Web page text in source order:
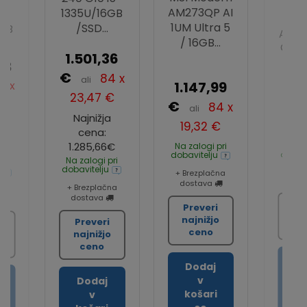
x
1335U/16GB
/SSD...
1.501,36
€
ali
84 x
23,47 €
Najnižja
cena:
1.285,66€
Na zalogi pri
dobavitelju
+ Brezplačna
dostava
Preveri
najnižjo
ceno
Dodaj
v
AM273QP AI
1UM Ultra 5
/ 16GB...
1.147,99
€
ali
84 x
19,32 €
Na zalogi pri
dobavitelju
+ Brezplačna
dostava
Preveri
najnižjo
ceno
Dodaj
v
košari
Core